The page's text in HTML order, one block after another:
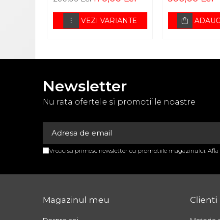
APARATURA MEDICALA
APARATE AEROSOLI
EKG SI PULSOXIMETRE
GAMA BEURER
GLUCOMETRE
NEGATOSCOAPE
STETOSCOAPE
VEZI VARIANTE
Newsletter
Nu rata ofertele si promotiile noastre
Vreau sa primesc newsletter cu promotiile magazinului.
Magazinul meu Clienti